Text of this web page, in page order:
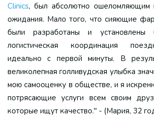
Clinics, был абсолютно ошеломляющим
ожидания. Мало того, что сияющие
были разработаны и установлены
логистическая координация
идеально с первой минуты. В
великолепная голливудская улыбка
мою самооценку в обществе, и я
потрясающие услуги всем своим
которые ищут качество." - (Мария, 32